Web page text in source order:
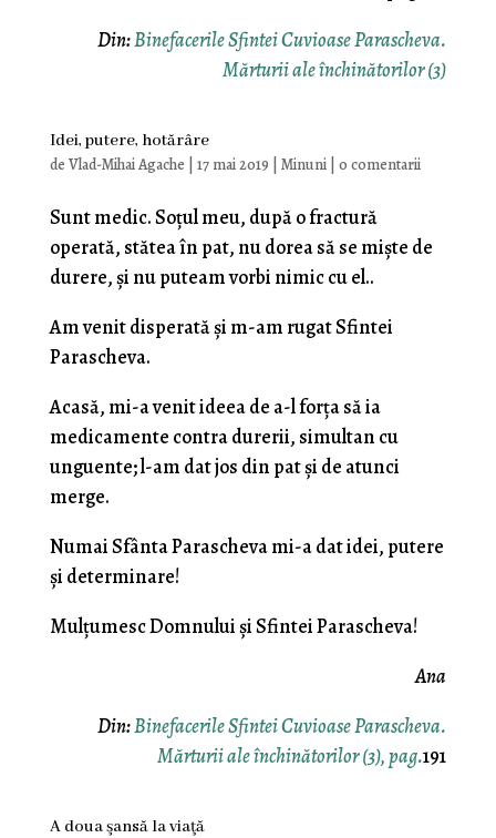
Din:Binefacerile Sfintei Cuvioase Parascheva.
Mărturii ale închinătorilor (3)
Idei, putere, hotărâre
de Vlad-Mihai Agache 17 mai 2019 Minuni| 0 comentarii
Sunt medic. Soţul meu, după o fractură
operată, stătea în pat, nu dorea să se mişte de
durere, şi nu puteam vorbi nimic cu el..
Am venit disperată şi m-am rugat Sfintei
Parascheva.
Acasă, mi-a venit ideea de a-l forţa să ia
medicamente contra durerii, simultan cu
unguente; l-am dat jos din pat şi de atunci
merge.
Numai Sfânta Parascheva mi-a dat idei, putere
şi determinare!
Mulţumesc Domnului şi Sfintei Parascheva!
Ana
Din:Binefacerile Sfintei Cuvioase Parascheva.
Mărturii ale închinătorilor (3), pag.191
A doua şansă la viaţă